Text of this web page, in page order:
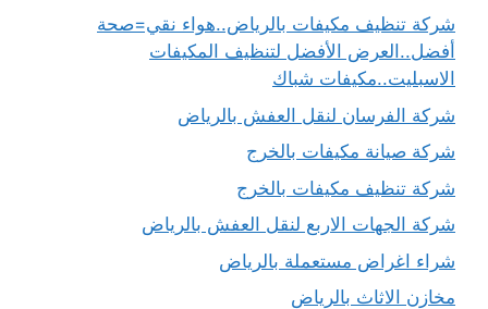
شركة تنظيف مكيفات بالرياض..هواء نقي=صحة
أفضل..العرض الأفضل لتنظيف المكيفات
الاسبليت..مكيفات شباك
شركة الفرسان لنقل العفش بالرياض
شركة صيانة مكيفات بالخرج
شركة تنظيف مكيفات بالخرج
شركة الجهات الاربع لنقل العفش بالرياض
شراء اغراض مستعملة بالرياض
مخازن الاثاث بالرياض